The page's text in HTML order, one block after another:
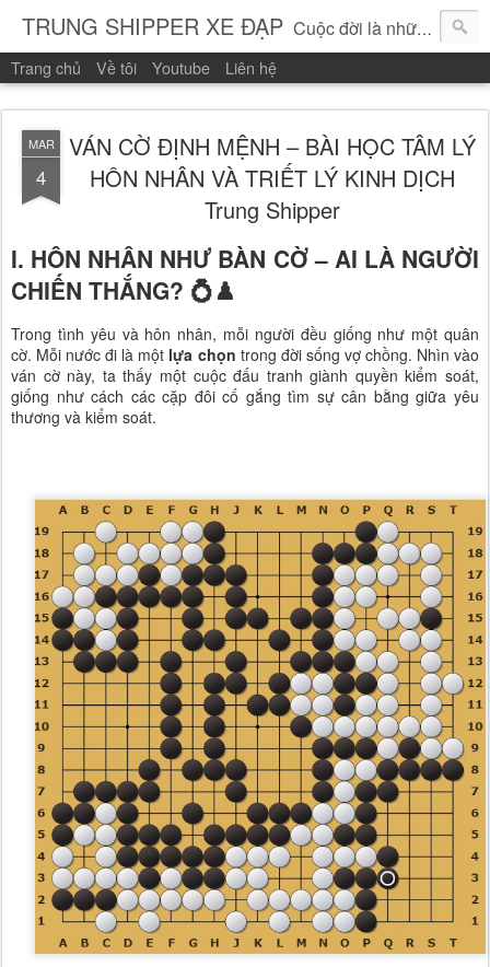
TRUNG SHIPPER XE ĐẠP Cuộc đời là những vòng quay!
Trang chủ Về tôi Youtube Liên hệ
MAR
4
VÁN CỜ ĐỊNH MỆNH – BÀI HỌC TÂM LÝ
HÔN NHÂN VÀ TRIẾT LÝ KINH DỊCH
Trung Shipper
I. HÔN NHÂN NHƯ BÀN CỜ – AI LÀ NGƯỜI
CHIẾN THẮNG? 💍♟️
Trong tình yêu và hôn nhân, mỗi người đều giống như một quân
cờ. Mỗi nước đi là một lựa chọn trong đời sống vợ chồng. Nhìn vào
ván cờ này, ta thấy một cuộc đấu tranh giành quyền kiểm soát,
giống như cách các cặp đôi cố gắng tìm sự cân bằng giữa yêu
thương và kiểm soát.